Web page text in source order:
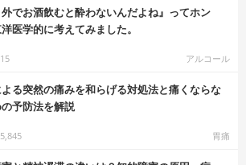
外でお酒飲むと酔わないんだよね』ってホン
洋医学的に考えてみました。
アルコール
る突然の痛みを和らげる対処法と痛くならな
予防法を解説
胃痛